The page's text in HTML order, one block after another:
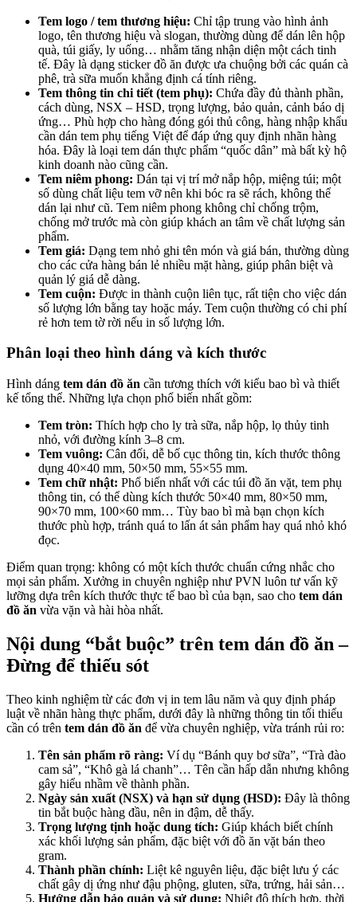
Tem logo / tem thương hiệu: Chỉ tập trung vào hình ảnh
logo, tên thương hiệu và slogan, thường dùng để dán lên hộp
quà, túi giấy, ly uống… nhằm tăng nhận diện một cách tinh
tế. Đây là dạng sticker đồ ăn được ưa chuộng bởi các quán cà
phê, trà sữa muốn khẳng định cá tính riêng.
Tem thông tin chi tiết (tem phụ): Chứa đầy đủ thành phần,
cách dùng, NSX – HSD, trọng lượng, bảo quản, cảnh báo dị
ứng… Phù hợp cho hàng đóng gói thủ công, hàng nhập khẩu
cần dán tem phụ tiếng Việt để đáp ứng quy định nhãn hàng
hóa. Đây là loại tem dán thực phẩm “quốc dân” mà bất kỳ hộ
kinh doanh nào cũng cần.
Tem niêm phong: Dán tại vị trí mở nắp hộp, miệng túi; một
số dùng chất liệu tem vỡ nên khi bóc ra sẽ rách, không thể
dán lại như cũ. Tem niêm phong không chỉ chống trộm,
chống mở trước mà còn giúp khách an tâm về chất lượng sản
phẩm.
Tem giá: Dạng tem nhỏ ghi tên món và giá bán, thường dùng
cho các cửa hàng bán lẻ nhiều mặt hàng, giúp phân biệt và
quản lý giá dễ dàng.
Tem cuộn: Được in thành cuộn liên tục, rất tiện cho việc dán
số lượng lớn bằng tay hoặc máy. Tem cuộn thường có chi phí
rẻ hơn tem tờ rời nếu in số lượng lớn.
Phân loại theo hình dáng và kích thước
Hình dáng tem dán đồ ăn cần tương thích với kiểu bao bì và thiết
kế tổng thể. Những lựa chọn phổ biến nhất gồm:
Tem tròn: Thích hợp cho ly trà sữa, nắp hộp, lọ thủy tinh
nhỏ, với đường kính 3–8 cm.
Tem vuông: Cân đối, dễ bố cục thông tin, kích thước thông
dụng 40×40 mm, 50×50 mm, 55×55 mm.
Tem chữ nhật: Phổ biến nhất với các túi đồ ăn vặt, tem phụ
thông tin, có thể dùng kích thước 50×40 mm, 80×50 mm,
90×70 mm, 100×60 mm… Tùy bao bì mà bạn chọn kích
thước phù hợp, tránh quá to lấn át sản phẩm hay quá nhỏ khó
đọc.
Điểm quan trọng: không có một kích thước chuẩn cứng nhắc cho
mọi sản phẩm. Xưởng in chuyên nghiệp như PVN luôn tư vấn kỹ
lưỡng dựa trên kích thước thực tế bao bì của bạn, sao cho tem dán
đồ ăn vừa vặn và hài hòa nhất.
Nội dung “bắt buộc” trên tem dán đồ ăn –
Đừng để thiếu sót
Theo kinh nghiệm từ các đơn vị in tem lâu năm và quy định pháp
luật về nhãn hàng thực phẩm, dưới đây là những thông tin tối thiểu
cần có trên tem dán đồ ăn để vừa chuyên nghiệp, vừa tránh rủi ro:
Tên sản phẩm rõ ràng: Ví dụ “Bánh quy bơ sữa”, “Trà đào
cam sả”, “Khô gà lá chanh”… Tên cần hấp dẫn nhưng không
gây hiểu nhầm về thành phần.
Ngày sản xuất (NSX) và hạn sử dụng (HSD): Đây là thông
tin bắt buộc hàng đầu, nên in đậm, dễ thấy.
Trọng lượng tịnh hoặc dung tích: Giúp khách biết chính
xác khối lượng sản phẩm, đặc biệt với đồ ăn vặt bán theo
gram.
Thành phần chính: Liệt kê nguyên liệu, đặc biệt lưu ý các
chất gây dị ứng như đậu phộng, gluten, sữa, trứng, hải sản…
Hướng dẫn bảo quản và sử dụng: Nhiệt độ thích hợp, thời